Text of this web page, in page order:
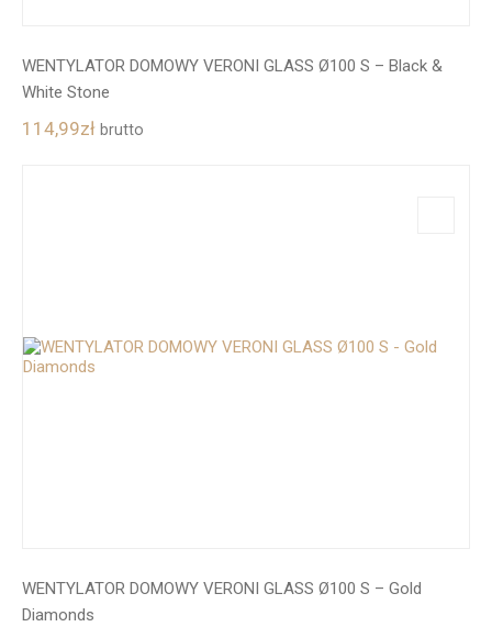
WENTYLATOR DOMOWY VERONI GLASS Ø100 S – Black &
White Stone
114,99zł brutto
WENTYLATOR DOMOWY VERONI GLASS Ø100 S – Gold
Diamonds